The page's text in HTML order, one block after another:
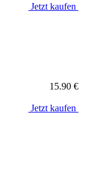
Jetzt kaufen
15.90 €
Jetzt kaufen